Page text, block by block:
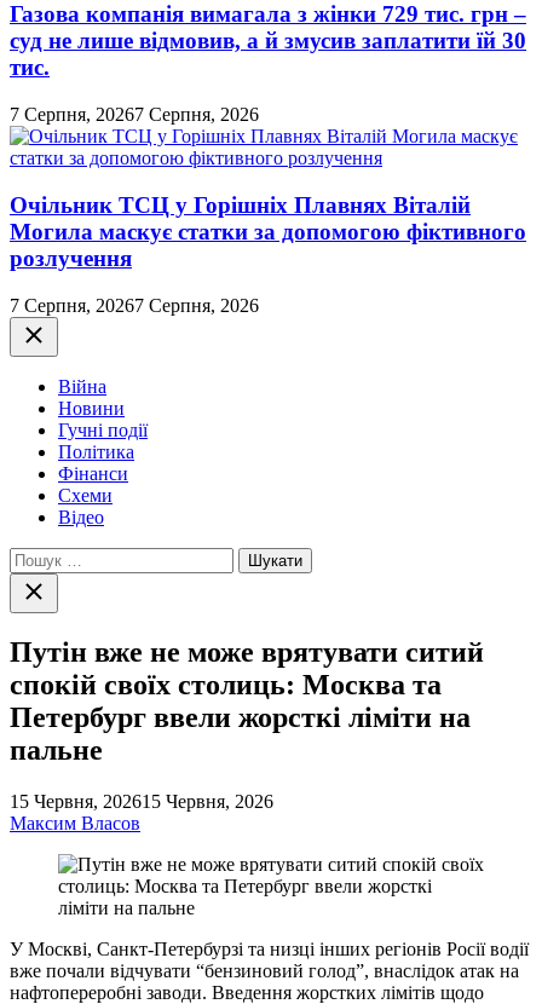
Газова компанія вимагала з жінки 729 тис. грн –
суд не лише відмовив, а й змусив заплатити їй 30
тис.
7 Серпня, 20267 Серпня, 2026
Очільник ТСЦ у Горішніх Плавнях Віталій
Могила маскує статки за допомогою фіктивного
розлучення
7 Серпня, 20267 Серпня, 2026
Закрити
Війна
Новини
Гучні події
Політика
Фінанси
Схеми
Відео
Пошук:
Закрити
пошук
Путін вже не може врятувати ситий
спокій своїх столиць: Москва та
Петербург ввели жорсткі ліміти на
пальне
15 Червня, 202615 Червня, 2026
Максим Власов
У Москві, Санкт-Петербурзі та низці інших регіонів Росії водії
вже почали відчувати “бензиновий голод”, внаслідок атак на
нафтопереробні заводи. Введення жорстких лімітів щодо